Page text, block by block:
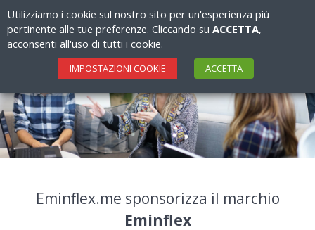
al
contenuto
Eminflex.me sponsorizza il marchio
Eminflex
Utilizziamo i cookie sul nostro sito per un'esperienza più
pertinente alle tue preferenze. Cliccando su ACCETTA,
acconsenti all'uso di tutti i cookie.
IMPOSTAZIONI COOKIE ACCETTA